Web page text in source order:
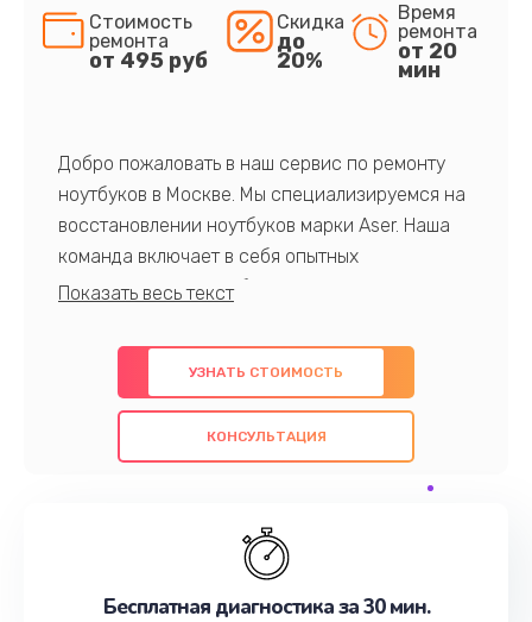
Стоимость
ремонта
от 495 руб
Скидка
до
20%
Время
ремонта
от 20
мин
Добро пожаловать в наш сервис по ремонту
ноутбуков в Москве. Мы специализируемся на
восстановлении ноутбуков марки Aser. Наша
команда включает в себя опытных
профессионалов с обширными знаниями и
предлагаем быстрый и качественный ремонт с
использованием оригинальных компонентов, а
также гарантируем качество всех
проведенных работ. Наша цель - предоставить
наилучшим образом. Не медлите записаться на
УЗНАТЬ СТОИМОСТЬ
КОНСУЛЬТАЦИЯ
Бесплатная диагностика за 30 мин.